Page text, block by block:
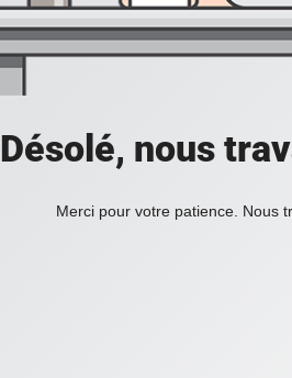
Désolé, nous
Merci pour votre patience. Nous